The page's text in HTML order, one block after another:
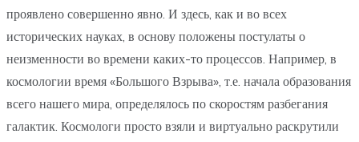
проявлено совершенно явно. И здесь, как и во всех
исторических науках, в основу положены постулаты о
неизменности во времени каких-то процессов. Например, в
космологии время «Большого Взрыва», т.е. начала образования
всего нашего мира, определялось по скоростям разбегания
галактик. Космологи просто взяли и виртуально раскрутили